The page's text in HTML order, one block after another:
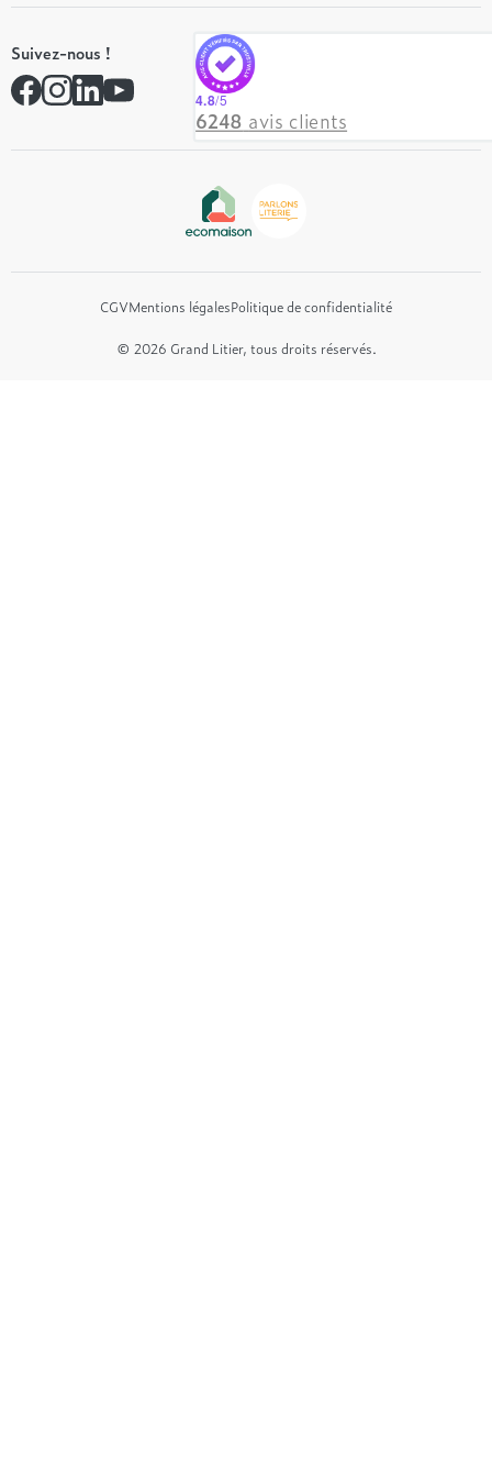
Nos engagements
Rejoindre notre réseau
Contactez-nous
André Renault
Simmons
Hôtel & Lodge
Suivez-nous !
4.8/5
6248 avis clients
CGVMentions légalesPolitique de confidentialité
© 2026 Grand Litier, tous droits réservés.